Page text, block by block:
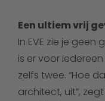
Een ultiem vrij
In EVE zie je geen
is er voor
zelfs twee. “Hoe
architect, uit”,